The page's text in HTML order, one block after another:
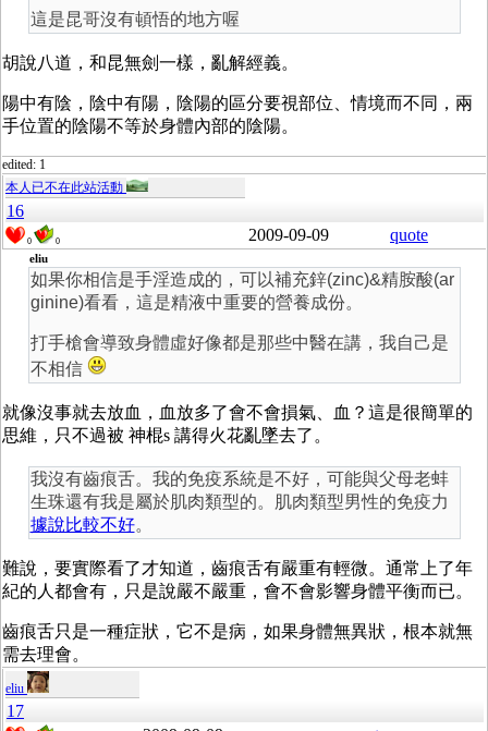
這是昆哥沒有頓悟的地方喔
胡說八道，和昆無劍一樣，亂解經義。
陽中有陰，陰中有陽，陰陽的區分要視部位、情境而不同，兩
手位置的陰陽不等於身體內部的陰陽。
edited: 1
本人已不在此站活動
16
0 0 2009-09-09 quote
eliu
如果你相信是手淫造成的，可以補充鋅(zinc)&精胺酸(ar
ginine)看看，這是精液中重要的營養成份。
打手槍會導致身體虛好像都是那些中醫在講，我自己是
不相信
就像沒事就去放血，血放多了會不會損氣、血？這是很簡單的
思維，只不過被 神棍s 講得火花亂墜去了。
我沒有齒痕舌。我的免疫系統是不好，可能與父母老蚌
生珠還有我是屬於肌肉類型的。肌肉類型男性的免疫力
據說比較不好。
難說，要實際看了才知道，齒痕舌有嚴重有輕微。通常上了年
紀的人都會有，只是說嚴不嚴重，會不會影響身體平衡而已。
齒痕舌只是一種症狀，它不是病，如果身體無異狀，根本就無
需去理會。
eliu
17